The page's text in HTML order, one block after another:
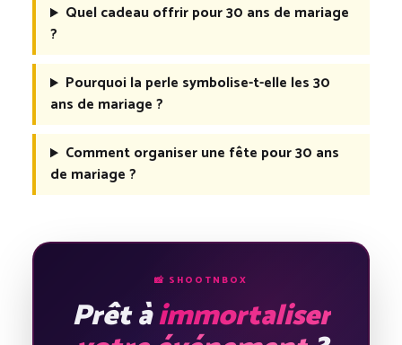
Quel cadeau offrir pour 30 ans de mariage
?
Pourquoi la perle symbolise-t-elle les 30
ans de mariage ?
Comment organiser une fête pour 30 ans
de mariage ?
📸 SHOOTNBOX
Prêt àimmortaliser